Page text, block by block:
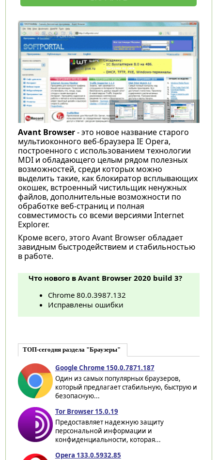
Avant Browser- это новое название старого
мультиоконного веб-браузера IE Opera,
построенного с использованием технологии
MDI и обладающего целым рядом полезных
возможностей, среди которых можно
выделить такие, как блокиратор всплывающих
окошек, встроенный чистильщик ненужных
файлов, дополнительные возможности по
обработке веб-страниц и полная
совместимость со всеми версиями Internet
Explorer.
Кроме всего, этого Avant Browser обладает
завидным быстродействием и стабильностью
в работе.
Что нового в Avant Browser 2020 build 3?
Chrome 80.0.3987.132
Исправлены ошибки
ТОП-сегодня раздела "Браузеры"
Google Chrome 150.0.7871.187
Один из самых популярных браузеров,
который предлагает стабильную, быструю и
безопасную...
Tor Browser 15.0.19
Предоставляет надежную защиту
персональной информации и
конфиденциальности, которая...
Opera 133.0.5932.85